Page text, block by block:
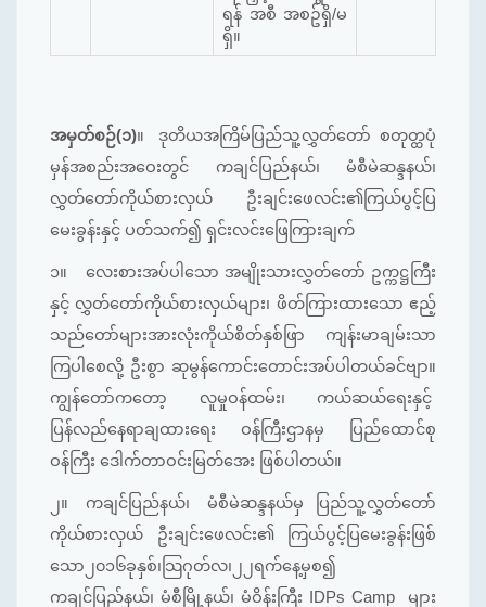
ရန် အစီ အစဥ်ရှိ/မ
ရှိ။
အမှတ်စဉ်(၁)။
ဒုတိယအကြိမ်ပြည်သူ့လွှတ်တော် စတုတ္ထပုံ
မှန်အစည်းအ‌ဝေးတွင် ကချင်ပြည်နယ်၊ မံစီမဲဆန္ဒနယ်၊
လွှတ်တော်ကိုယ်စားလှယ် ဦးချင်းဖေလင်း၏ကြယ်ပွင့်ပြ
မေးခွန်းနှင့် ပတ်သက်၍ ရှင်းလင်းဖြေကြားချက်
၁။
လေးစားအပ်ပါသော အမျိုးသားလွှတ်တော် ဥက္ကဋ္ဌကြီး
နှင့် လွှတ်တော်ကိုယ်စားလှယ်များ၊ ဖိတ်ကြားထားသော ဧည့်
သည်တော်များအားလုံးကိုယ်စိတ်နှစ်ဖြာ ကျန်းမာချမ်းသာ
ကြပါစေလို့ ဦးစွာ ဆုမွန်ကောင်းတောင်းအပ်ပါတယ်ခင်ဗျာ။
ကျွန်တော်ကတော့ လူမှုဝန်ထမ်း၊ ကယ်ဆယ်ရေးနှင့်
ပြန်လည်နေရာချထားရေး ဝန်ကြီးဌာနမှ ပြည်ထောင်စု
ဝန်ကြီး ဒေါက်တာဝင်းမြတ်အေး ဖြစ်ပါတယ်။
၂။
ကချင်ပြည်နယ်၊ မံစီမဲဆန္ဒနယ်မှ ပြည်သူ့လွှတ်တော်
ကိုယ်စားလှယ် ဦးချင်းဖေလင်း၏ ကြယ်ပွင့်ပြမေးခွန်းဖြစ်
သော၂၀၁၆ခုနှစ်၊သြဂုတ်လ၊၂၂ရက်နေ့မှစ၍
ကချင်ပြည်နယ်၊ မံစီမြို့နယ်၊ မံဝိန်းကြီး IDPs Camp များ